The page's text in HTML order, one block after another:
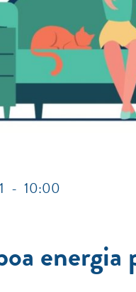
- 10:00